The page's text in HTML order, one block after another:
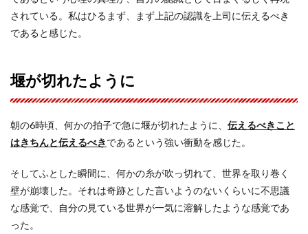
されている。私はひるまず、まず上記の認識を上司に伝えるべき
であると感じた。
堰が切れたように
朝の6時頃、何かの拍子で急に堰が切れたように、 伝えるべきこと
はきちんと伝えるべきであるという強い衝動を感じた。
そしてふとした瞬間に、何かの糸が吹っ切れて、世界を取り巻く
壁が崩壊した。それは奇跡とした言いようのないくらいに不思議
な感覚で、自分の見ている世界が一気に溶解したような感覚であ
った。